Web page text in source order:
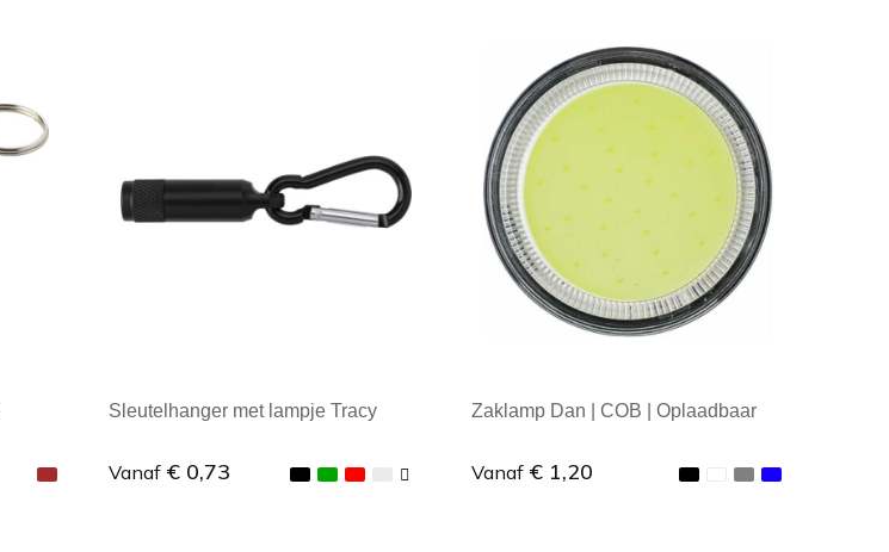
Sleutelhanger met lampje Tracy
Vanaf € 0,73
Zaklamp Dan | COB | Oplaadbaar
Vanaf € 1,20